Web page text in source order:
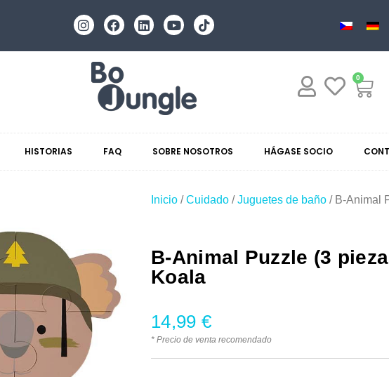
0
HISTORIAS FAQ SOBRE NOSOTROS HÁGASE SOCIO
Inicio /Cuidado /Juguetes de baño / B-Animal
B-Animal Puzzle (3
Koala
14,99 €
* Precio de venta recomendado